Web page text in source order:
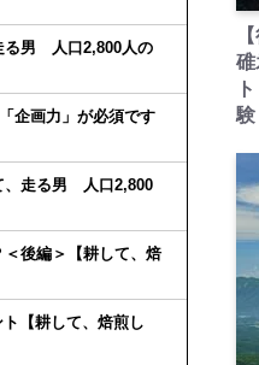
る男 人口2,800人の
企画力」が必須です
、走る男 人口2,800
＜後編＞【耕して、焙
【耕して、焙煎し
碓
験